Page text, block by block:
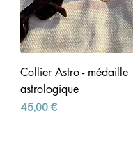
Collier Astro - médaille
astrologique
Prix
45,00 €